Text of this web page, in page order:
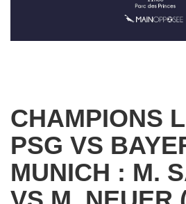
CHAMPIONS
PSG VS
MUNICH : M.